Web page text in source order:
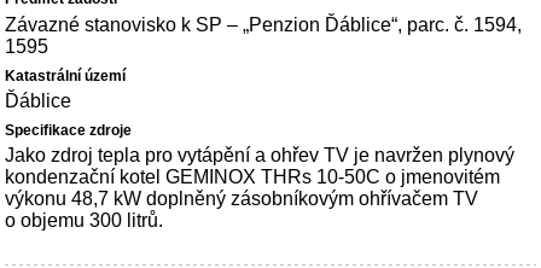
Závazné stanovisko k SP – „Penzion Ďáblice“, parc. č. 1594,
1595
Ďáblice
Jako zdroj tepla pro vytápění a ohřev TV je navržen plynový
kondenzační kotel GEMINOX THRs 10-50C o jmenovitém
výkonu 48,7 kW doplněný zásobníkovým ohřívačem TV
o objemu 300 litrů.